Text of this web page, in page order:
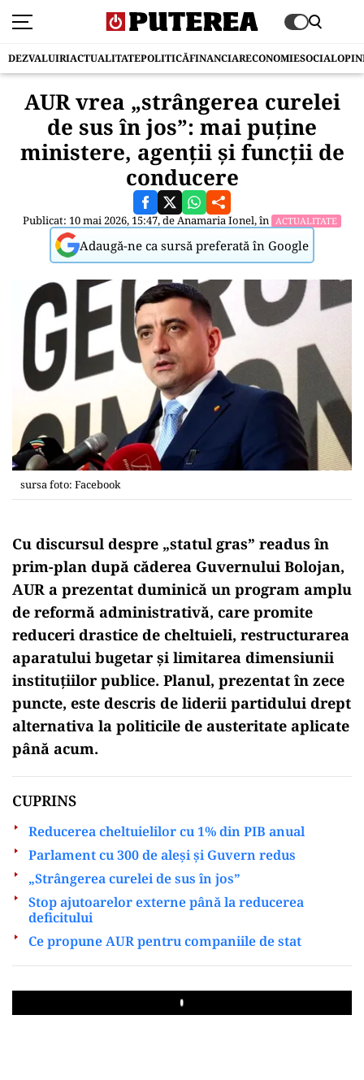
DEZVALUIRIACTUALITATEPOLITICĂFINANCIARECONOMIESOCIAL
AUR vrea „strângerea curelei
de sus în jos”: mai puține
ministere, agenții și funcții de
conducere
Publicat: 10 mai 2026, 15:47, deAnamaria Ionel, în ACTUALITATE
Adaugă-ne ca sursă preferată în Google
sursa foto: Facebook
Cu discursul despre „statul gras” readus în
prim-plan după căderea Guvernului Bolojan,
AUR a prezentat duminică un program amplu
de reformă administrativă, care promite
reduceri drastice de cheltuieli, restructurarea
aparatului bugetar și limitarea dimensiunii
instituțiilor publice. Planul, prezentat în zece
puncte, este descris de liderii partidului drept
alternativa la politicile de austeritate aplicate
până acum.
CUPRINS
Reducerea cheltuielilor cu 1% din PIB anual
Parlament cu 300 de aleși și Guvern redus
„Strângerea curelei de sus în jos”
Stop ajutoarelor externe până la reducerea
deficitului
Ce propune AUR pentru companiile de stat
Play